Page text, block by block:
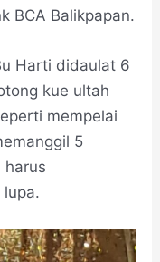
BCA Balikpapan.
Harti didaulat 6
kue ultah
mempelai
5
harus
lupa.